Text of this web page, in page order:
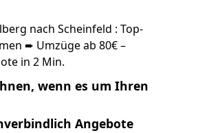
nach Scheinfeld : Top-
➨ Umzüge ab 80€ –
in 2 Min.
wenn es um Ihren
Angebote